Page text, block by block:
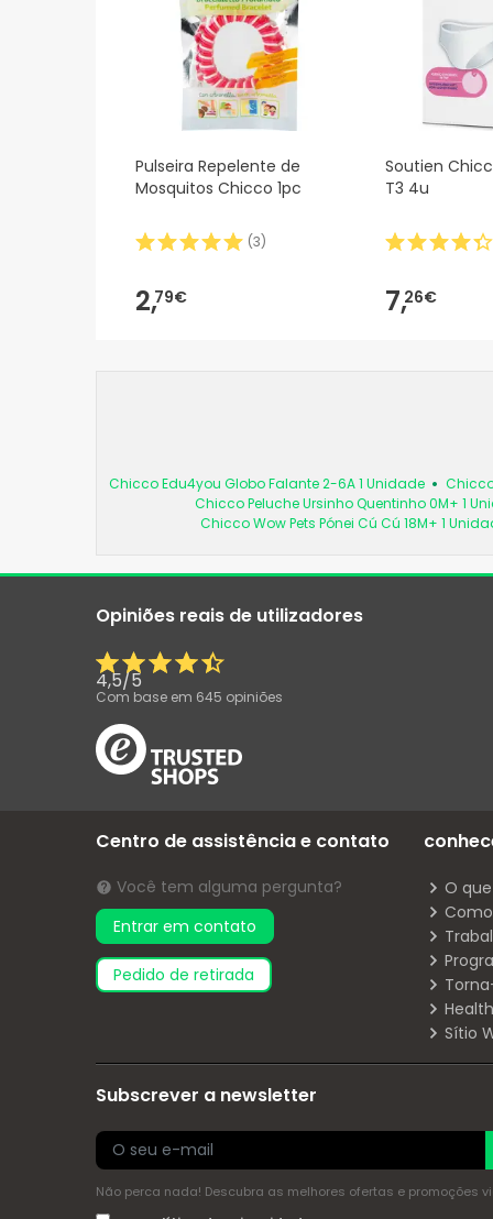
Pulseira Repelente de
Mosquitos Chicco 1pc
(3)
2,79€
Soutien
T3 4u
7,26€
Chicco Edu4you Globo Falante 2-6A 1 Unidade
Chicco Peluche Ursinho Quentinho 0M+ 1
Chicco Wow Pets Pónei Cú Cú 18M+ 1
Opiniões reais de utilizadores
4,5/5
Com base em 645 opiniões
Centro de assistência e contato
Você tem alguma pergunta?
Entrar em contato
pedido de retirada
O
Sítio
Subscrever a newsletter
Não perca nada! Descubra as melhores ofertas e promoções